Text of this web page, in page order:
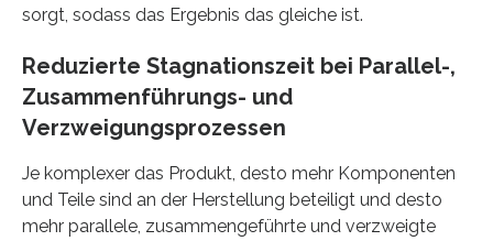
sorgt, sodass das Ergebnis das gleiche ist.
Reduzierte Stagnationszeit bei Parallel-,
Zusammenführungs- und
Verzweigungsprozessen
Je komplexer das Produkt, desto mehr Komponenten
und Teile sind an der Herstellung beteiligt und desto
mehr parallele, zusammengeführte und verzweigte